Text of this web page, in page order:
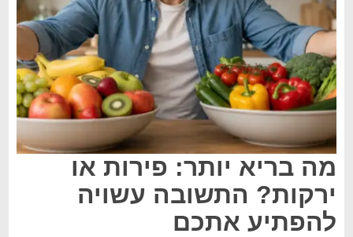
מה בריא יותר: פירות או
ירקות? התשובה עשויה
להפתיע אתכם